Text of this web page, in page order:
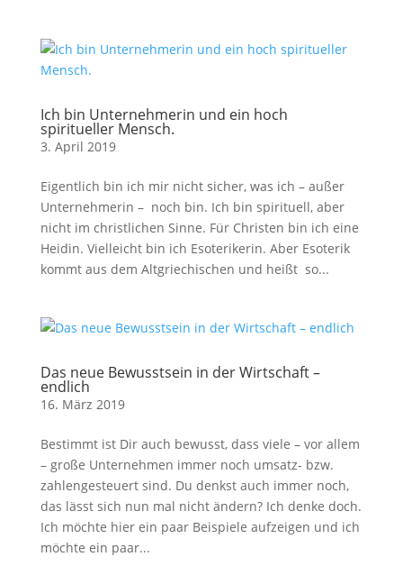
Ich bin Unternehmerin und ein hoch
spiritueller Mensch.
3. April 2019
Eigentlich bin ich mir nicht sicher, was ich – außer
Unternehmerin – noch bin. Ich bin spirituell, aber
nicht im christlichen Sinne. Für Christen bin ich eine
Heidin. Vielleicht bin ich Esoterikerin. Aber Esoterik
kommt aus dem Altgriechischen und heißt so...
Das neue Bewusstsein in der Wirtschaft –
endlich
16. März 2019
Bestimmt ist Dir auch bewusst, dass viele – vor allem
– große Unternehmen immer noch umsatz- bzw.
zahlengesteuert sind. Du denkst auch immer noch,
das lässt sich nun mal nicht ändern? Ich denke doch.
Ich möchte hier ein paar Beispiele aufzeigen und ich
möchte ein paar...